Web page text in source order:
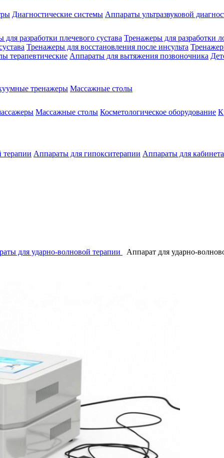
Диагностические системы Аппараты ультразвуковой
для разработки плечевого сустава Тренажеры для разработки
Тренажеры для восстановления после инсульта
терапевтические Аппараты для вытяжения позвоночника
тренажеры Массажные столы
Массажные столы Косметологическое оборудование
терапии Аппараты для гипокситерапии Аппараты для
для ударно-волновой терапии Аппарат для ударно-